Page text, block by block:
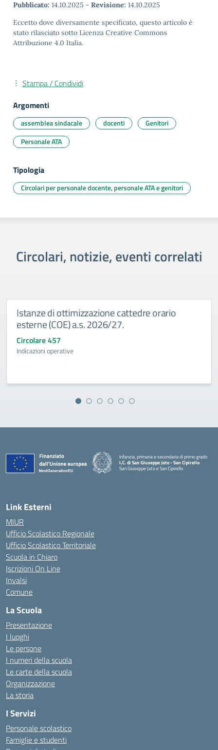
Pubblicato: 14.10.2025 - Revisione: 14.10.2025
Eccetto dove diversamente specificato, questo articolo è
stato rilasciato sotto Licenza Creative Commons
Attribuzione 4.0 Italia.
Stampa / Condividi
Argomenti
assemblea sindacale docenti
Genitori
Personale ATA
Tipologia
Circolari per personale docente, personale ATA e genitori
Circolari, notizie, eventi correlati
Istanze di ottimizzazione cattedre orario
esterne (COE) a.s. 2026/27.
Circolare 457
Indicazioni operative
Infanzia, primaria e secondaria di primo grado
I.C. di San Giuseppe Jato - San Cipirello
San Giuseppe Jato e San Cipirello
Link Esterni
MIUR
Ufficio Scolastico Regionale
Ufficio Scolastico Territoriale
Scuola in Chiaro
Iscrizioni On Line
Invalsi
Comune
La Scuola
Presentazione
I luoghi
Le persone
I numeri della scuola
Le carte della scuola
Organizzazione
La storia
I Servizi
Personale scolastico
Famiglie e studenti